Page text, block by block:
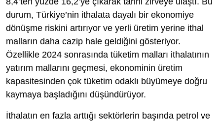
durum, Türkiye’nin ithalata dayalı bir ekonomiye
dönüşme riskini artırıyor ve yerli üretim yerine ithal
malların daha cazip hale geldiğini gösteriyor.
Özellikle 2024 sonrasında tüketim malları ithalatının
yatırım mallarını geçmesi, ekonominin üretim
kapasitesinden çok tüketim odaklı büyümeye doğru
kaymaya başladığını düşündürüyor.
İthalatın en fazla arttığı sektörlerin başında petrol ve